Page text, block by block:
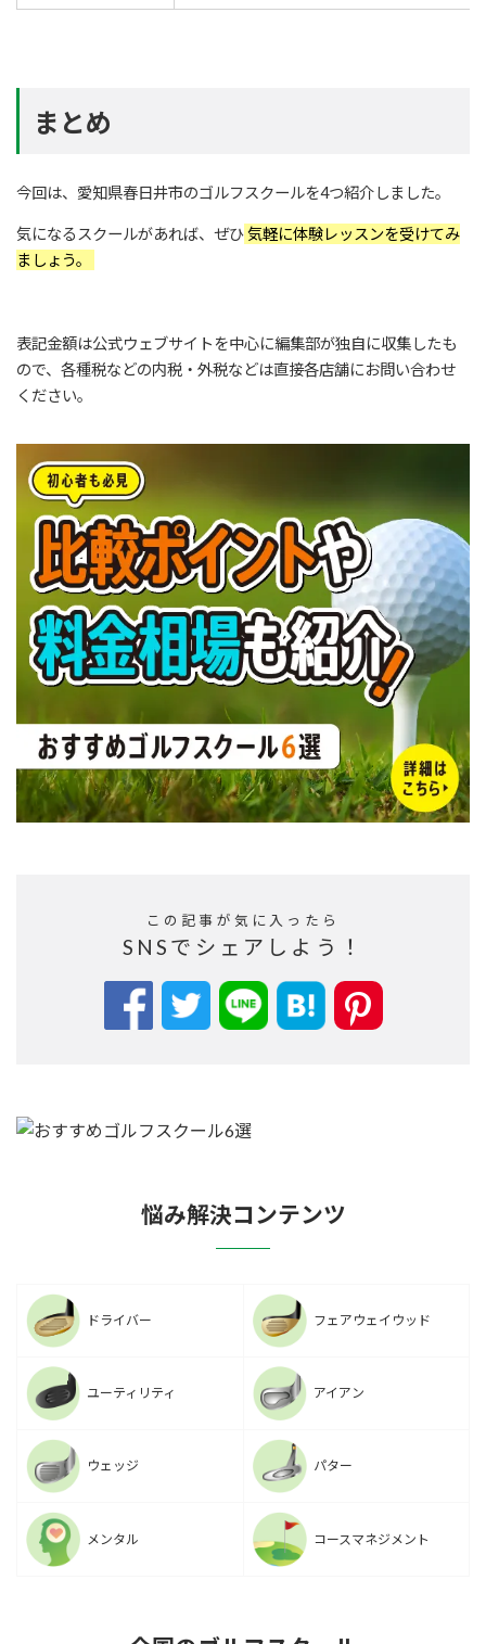
まとめ
今回は、愛知県春日井市のゴルフスクールを4つ紹介しました。
気になるスクールがあれば、ぜひ気軽に体験レッスンを受けてみ
ましょう。
表記金額は公式ウェブサイトを中心に編集部が独自に収集したも
ので、各種税などの内税・外税などは直接各店舗にお問い合わせ
ください。
この記事が気に入ったら
SNSでシェアしよう！
悩み解決コンテンツ
ドライバー フェアウェイウッド
ユーティリティ アイアン
ウェッジ パター
メンタル コースマネジメント